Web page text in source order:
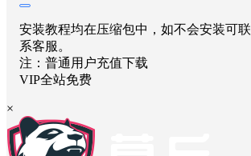
安装教程均在压缩包中，如不会安装可联
系客服。
注：普通用户充值下载
VIP全站免费
×